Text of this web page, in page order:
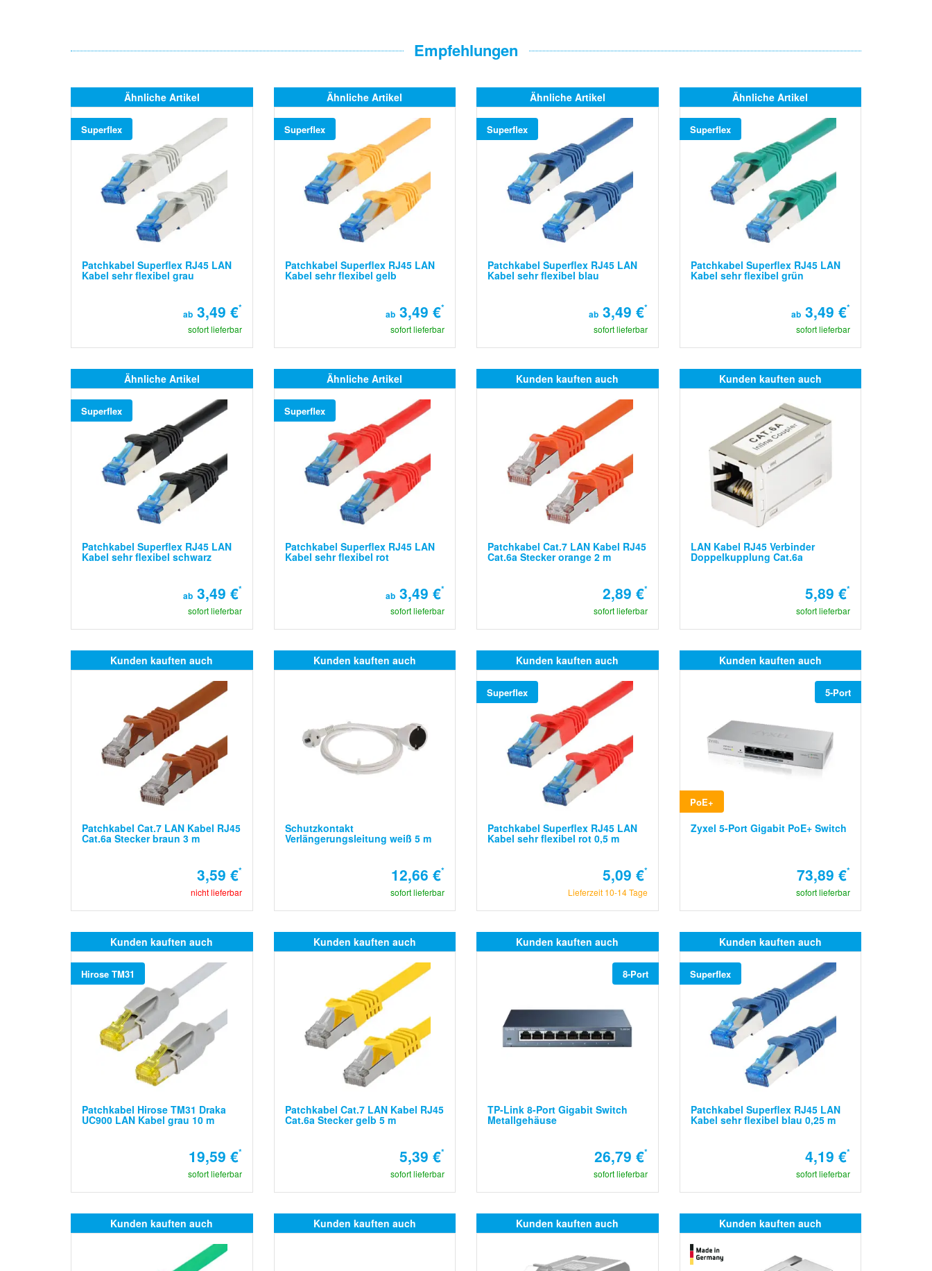
Empfehlungen
Ähnliche Artikel
Superflex
Patchkabel Superflex RJ45 LAN
Kabel sehr flexibel grau
ab3,49 €*
sofort lieferbar
Ähnliche Artikel
Superflex
Patchkabel Superflex RJ45 LAN
Kabel sehr flexibel gelb
ab 3,49 €*
sofort lieferbar
Ähnliche Artikel
Superflex
Patchkabel Superflex RJ45 LAN
Kabel sehr flexibel blau
ab3,49 €*
sofort lieferbar
Ähnliche Artikel
Superflex
Patchkabel Superflex RJ45 LAN
Kabel sehr flexibel grün
ab 3,49 €*
sofort lieferbar
Ähnliche Artikel
Superflex
Patchkabel Superflex RJ45 LAN
Kabel sehr flexibel schwarz
ab3,49 €*
sofort lieferbar
Ähnliche Artikel
Superflex
Patchkabel Superflex RJ45 LAN
Kabel sehr flexibel rot
ab 3,49 €*
sofort lieferbar
Kunden kauften auch
Patchkabel Cat.7 LAN Kabel RJ45
Cat.6a Stecker orange 2 m
2,89 €*
sofort lieferbar
Kunden kauften auch
LAN Kabel RJ45 Verbinder
Doppelkupplung Cat.6a
5,89 €*
sofort lieferbar
Kunden kauften auch
Patchkabel Cat.7 LAN Kabel RJ45
Cat.6a Stecker braun 3 m
3,59 €*
nicht lieferbar
Kunden kauften auch
Schutzkontakt
Verlängerungsleitung weiß 5 m
12,66 €*
sofort lieferbar
Kunden kauften auch
Superflex
Patchkabel Superflex RJ45 LAN
Kabel sehr flexibel rot 0,5 m
5,09 €*
Lieferzeit 10-14 Tage
Kunden kauften auch
5-Port
PoE+
Zyxel 5-Port Gigabit PoE+ Switch
73,89 €*
sofort lieferbar
Kunden kauften auch
Hirose TM31
Patchkabel Hirose TM31 Draka
UC900 LAN Kabel grau 10 m
19,59 €*
sofort lieferbar
Kunden kauften auch
Patchkabel Cat.7 LAN Kabel RJ45
Cat.6a Stecker gelb 5 m
5,39 €*
sofort lieferbar
Kunden kauften auch
8-Port
TP-Link 8-Port Gigabit Switch
Metallgehäuse
26,79 €*
sofort lieferbar
Kunden kauften auch
Superflex
Patchkabel Superflex RJ45 LAN
Kabel sehr flexibel blau 0,25 m
4,19 €*
sofort lieferbar
Kunden kauften auch Kunden kauften auch Kunden kauften auch Kunden kauften auch